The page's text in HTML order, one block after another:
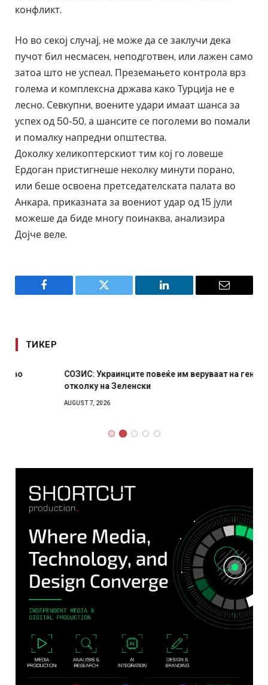
конфликт.
Но во секој случај, не може да се заклучи дека
пучот бил несмасен, неподготвен, или лажен само
затоа што не успеал. Преземањето контрола врз
голема и комплексна држава како Турција не е
лесно. Севкупни, воените удари имаат шанса за
успех од 50-50, а шансите се поголеми во помали
и помалку напредни општества.
Доколку хеликоптерскиот тим кој го ловеше
Ердоган пристигнеше неколку минути порано,
или беше освоена претседателската палата во
Анкара, приказната за воениот удар од 15 јули
можеше да биде многу поинаква, анализира
Дојче веле.
Facebook Twitter LinkedIn Email
ТИКЕР
СОЗИС: Украинците повеќе им веруваат на генералите
отколку на Зеленски